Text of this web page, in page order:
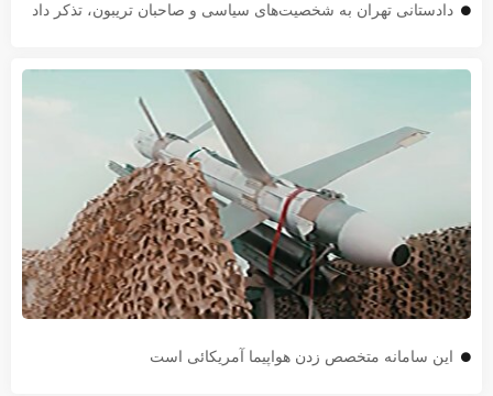
دادستانی تهران به شخصیت‌های سیاسی و صاحبان تریبون، تذکر داد
این سامانه متخصص زدن هواپیما آمریکائی است